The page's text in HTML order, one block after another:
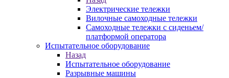
Электрические тележки
Вилочные самоходные тележки
Самоходные тележки с сиденьем/
платформой оператора
Испытательное оборудование
Назад
Испытательное оборудование
Разрывные машины